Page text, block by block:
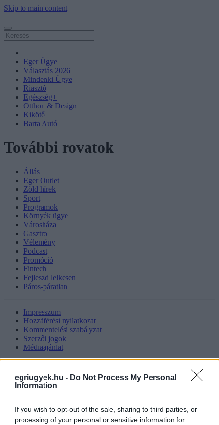
egriugyek.hu - Do Not Process My Personal
Information
If you wish to opt-out of the sale, sharing to third parties, or
processing of your personal or sensitive information for
Skip to main content
Eger Ügye
Választás 2026
Mindenki Ügye
Riasztó
Egészség+
Otthon & Design
Kikötő
Barta Autó
További rovatok
Állás
Eger Outlet
Zöld hírek
Sport
Programok
Környék ügye
Városháza
Gasztro
Vélemény
Podcast
Promóció
Fintech
Fejleszd lelkesen
Páros-páratlan
Impresszum
Hozzáférési nyilatkozat
Kommentelési szabályzat
Szerzői jogok
Médiaajánlat
Facebook
Instagram
Youtube